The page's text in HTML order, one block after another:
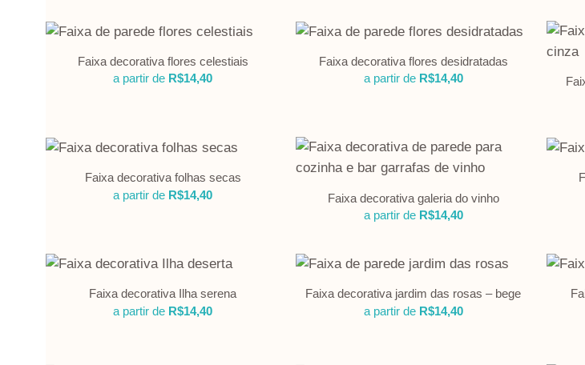
Faixa decorativa flores celestiais
a partir de R$14,40
Faixa decorativa flores desidratadas
a partir de R$14,40
Faixa decorativa folhas secas
a partir de R$14,40
Faixa decorativa galeria do vinho
a partir de R$14,40
Faixa decorativa Ilha serena
a partir de R$14,40
Faixa decorativa jardim das rosas – bege
a partir de R$14,40